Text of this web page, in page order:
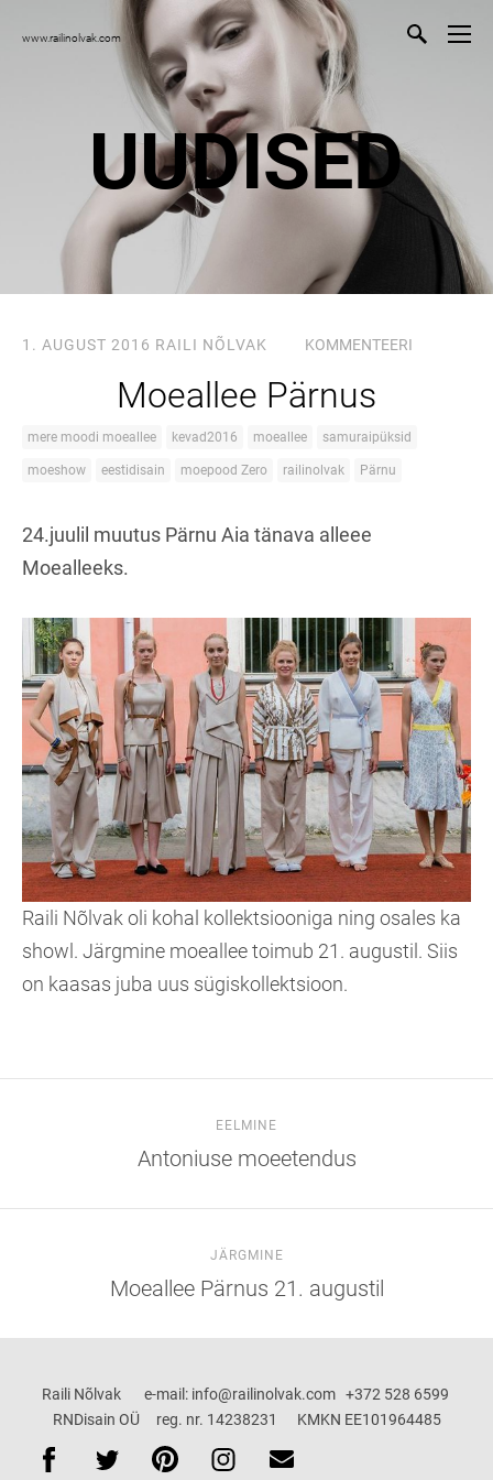
www.railinolvak.com
UUDISED
1. AUGUST 2016 RAILI NÕLVAK KOMMENTEERI
Moeallee Pärnus
mere moodi moeallee kevad2016 moeallee samuraipüksid
moeshow eestidisain moepood Zero railinolvak Pärnu
24.juulil muutus Pärnu Aia tänava alleee
Moealleeks.
Raili Nõlvak oli kohal kollektsiooniga ning osales ka
showl. Järgmine moeallee toimub 21. augustil. Siis
on kaasas juba uus sügiskollektsioon.
EELMINE
Antoniuse moeetendus
JÄRGMINE
Moeallee Pärnus 21. augustil
Raili Nõlvak e-mail: info@railinolvak.com +372 528 6599
RNDisain OÜ reg. nr. 14238231 KMKN EE101964485